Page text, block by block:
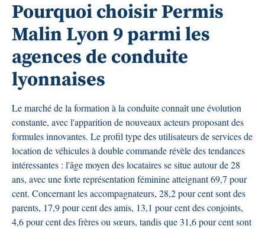
Pourquoi choisir Permis
Malin Lyon 9 parmi les
agences de conduite
lyonnaises
Le marché de la formation à la conduite connaît une évolution
constante, avec l'apparition de nouveaux acteurs proposant des
formules innovantes. Le profil type des utilisateurs de services de
location de véhicules à double commande révèle des tendances
intéressantes : l'âge moyen des locataires se situe autour de 28
ans, avec une forte représentation féminine atteignant 69,7 pour
cent. Concernant les accompagnateurs, 28,2 pour cent sont des
parents, 17,9 pour cent des amis, 13,1 pour cent des conjoints,
4,6 pour cent des frères ou sœurs, tandis que 31,6 pour cent sont